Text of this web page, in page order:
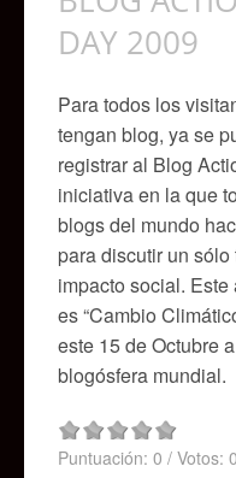
DAY 2009
Para todos los
tengan blog, ya se
registrar al Blog
iniciativa en la que
blogs del mundo
para discutir un sólo
impacto social. Este
es “Cambio
este 15 de Octubre
blogósfera mundial.
Puntuación: 0 / Votos: 0